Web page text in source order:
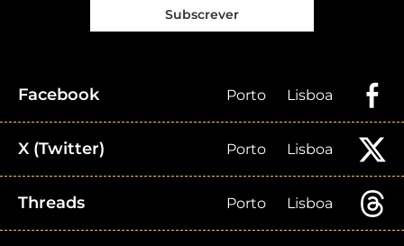
Subscrever
Facebook Porto Lisboa
X (Twitter) Porto Lisboa
Threads Porto Lisboa